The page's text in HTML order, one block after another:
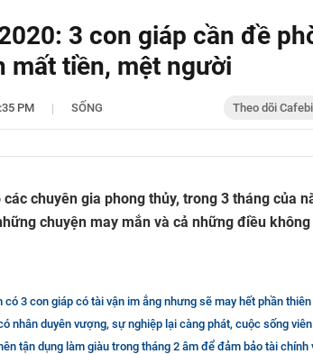
3 con giáp cần đề
mất tiền, mệt người
PM | SỐNG Theo dõi
chuyên gia phong thủy, trong 3 tháng của
chuyện may mắn và cả những điều
có 3 con giáp có tài vận im ắng nhưng sẽ may hết phần
nhân duyên vượng, sự nghiệp lại càng phát, cuộc sống
tận dụng làm giàu trong tháng 2 âm để đảm bảo tài chính